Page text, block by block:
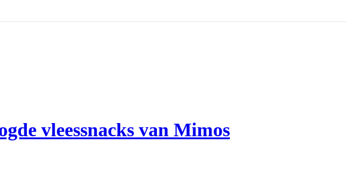
vleessnacks van Mimos